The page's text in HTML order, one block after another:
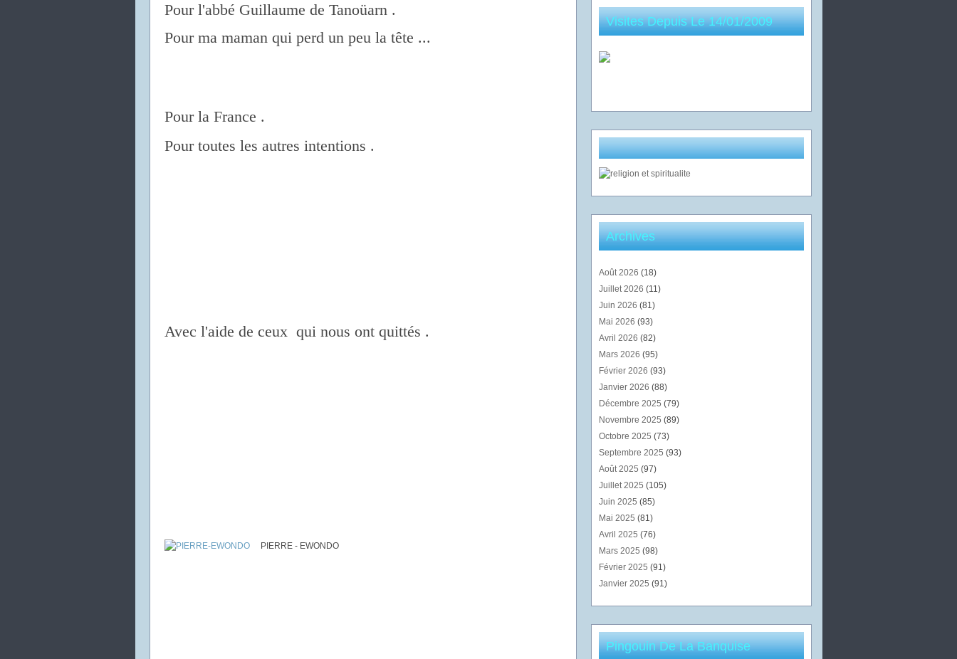
Pour l'abbé Guillaume de Tanoüarn .
Pour ma maman qui perd un peu la tête ...
Pour la France .
Pour toutes les autres intentions .
Avec l'aide de ceux qui nous ont quittés .
PIERRE - EWONDO
Visites Depuis Le 14/01/2009
Archives
Août 2026 (18)
Juillet 2026 (11)
Juin 2026 (81)
Mai 2026 (93)
Avril 2026 (82)
Mars 2026 (95)
Février 2026 (93)
Janvier 2026 (88)
Décembre 2025 (79)
Novembre 2025 (89)
Octobre 2025 (73)
Septembre 2025 (93)
Août 2025 (97)
Juillet 2025 (105)
Juin 2025 (85)
Mai 2025 (81)
Avril 2025 (76)
Mars 2025 (98)
Février 2025 (91)
Janvier 2025 (91)
Pingouin De La Banquise